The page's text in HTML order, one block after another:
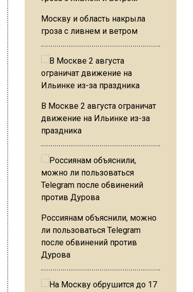
Москву и область накрыла
гроза с ливнем и ветром
В Москве 2 августа ограничат
движение на Ильинке из-за
праздника
Россиянам объяснили, можно
ли пользоваться Telegram
после обвинений против
Дурова